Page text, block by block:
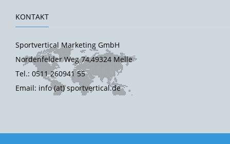
KONTAKT
Sportvertical Marketing GmbH
Nordenfelder Weg 74,49324 Melle
Tel.: 0511 260941 55
Email: info (at) sportvertical.de